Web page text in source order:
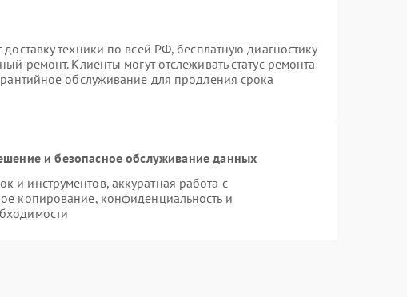
техники по всей РФ, бесплатную диагностику
ремонт. Клиенты могут отслеживать статус ремонта
обслуживание для продления срока
и безопасное обслуживание данных
и инструментов, аккуратная работа с
копирование, конфиденциальность и